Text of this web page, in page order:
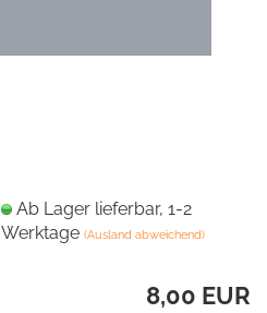
Ab Lager lieferbar, 1-2
Werktage(Ausland abweichend)
8,00 EUR